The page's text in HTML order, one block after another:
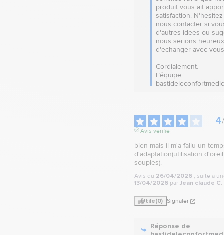
produit vous ait
satisfaction.
nous contacter si
d'autres idées ou
nous serions heureux
d'échanger avec
Cordialement.
L’équipe
4/
Avis vérifié
bien mais il m'a fallu un
d'adaptation(utilisation
souples).
Avis du 26/04/2026 , suite à
13/04/2026 par Jean claude C.
Utile(0) Signaler
Réponse de